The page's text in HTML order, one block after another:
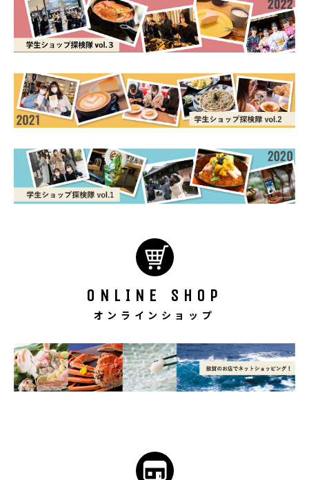
ONLINE SHOP
オンラインショップ